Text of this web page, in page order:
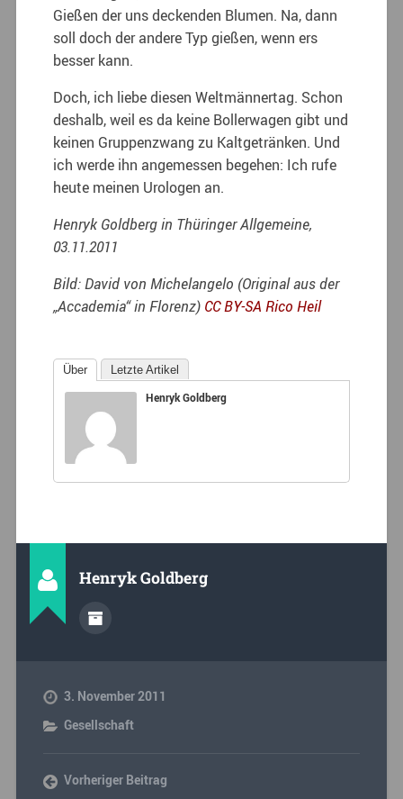
Gießen der uns deckenden Blumen. Na, dann
soll doch der andere Typ gießen, wenn ers
besser kann.
Doch, ich liebe diesen Weltmännertag. Schon
deshalb, weil es da keine Bollerwagen gibt und
keinen Gruppenzwang zu Kaltgetränken. Und
ich werde ihn angemessen begehen: Ich rufe
heute meinen Urologen an.
Henryk Goldberg in Thüringer Allgemeine,
03.11.2011
Bild: David von Michelangelo (Original aus der
„Accademia“ in Florenz) CC BY-SA Rico Heil
Über Letzte Artikel
Henryk Goldberg
Henryk Goldberg
3. November 2011
Gesellschaft
Vorheriger Beitrag